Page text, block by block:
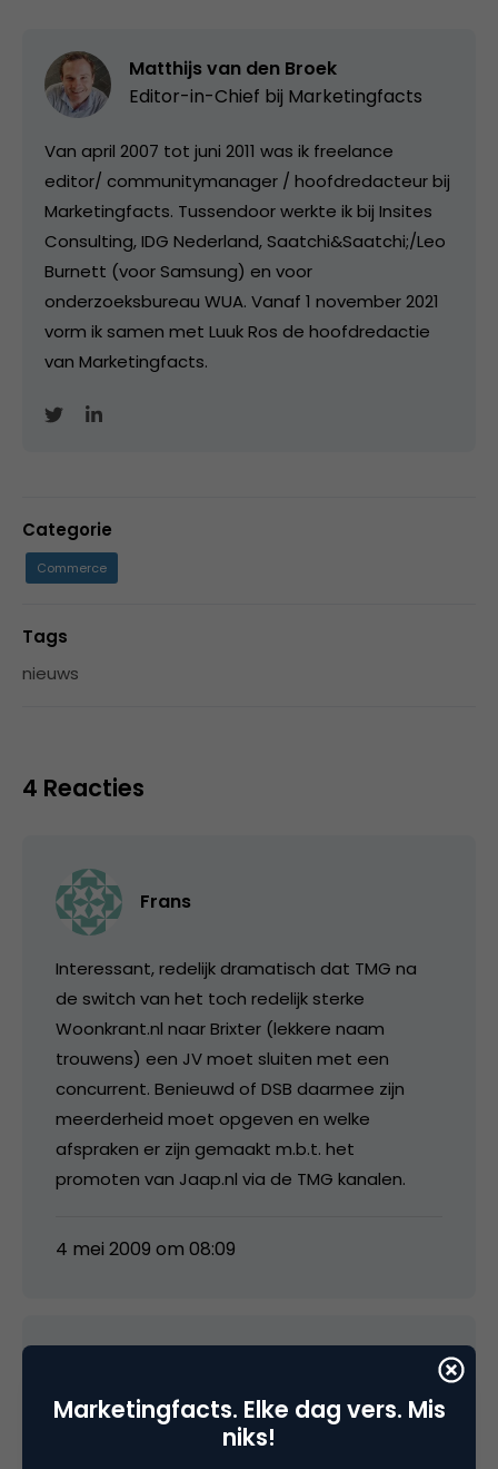
Matthijs van den Broek
Editor-in-Chief bij Marketingfacts
Van april 2007 tot juni 2011 was ik freelance
editor/ communitymanager / hoofdredacteur bij
Marketingfacts. Tussendoor werkte ik bij Insites
Consulting, IDG Nederland, Saatchi&Saatchi;/Leo
Burnett (voor Samsung) en voor
onderzoeksbureau WUA. Vanaf 1 november 2021
vorm ik samen met Luuk Ros de hoofdredactie
van Marketingfacts.
Categorie
Commerce
Tags
nieuws
4 Reacties
Frans
Interessant, redelijk dramatisch dat TMG na
de switch van het toch redelijk sterke
Woonkrant.nl naar Brixter (lekkere naam
trouwens) een JV moet sluiten met een
concurrent. Benieuwd of DSB daarmee zijn
meerderheid moet opgeven en welke
afspraken er zijn gemaakt m.b.t. het
promoten van Jaap.nl via de TMG kanalen.
4 mei 2009 om 08:09
Marketingfacts. Elke dag vers. Mis
niks!